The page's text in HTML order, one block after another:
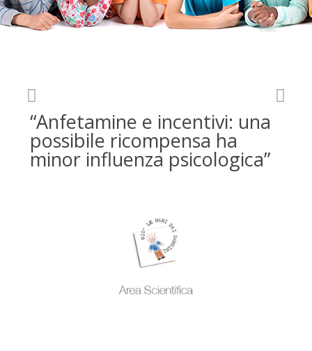
“Anfetamine e incentivi: una
possibile ricompensa ha
minor influenza psicologica”